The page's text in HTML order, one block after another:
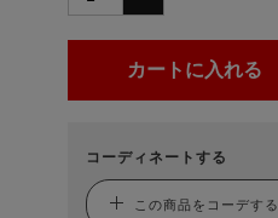
コーディネートする
この商品をコーデする